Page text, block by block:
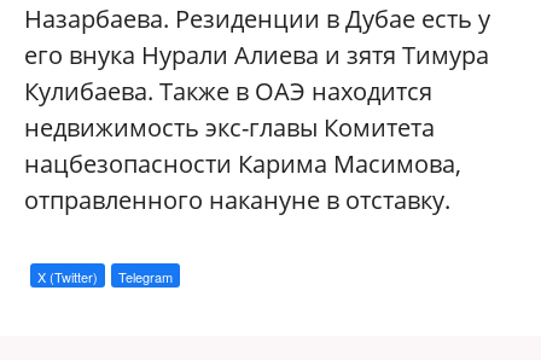
Назарбаева. Резиденции в Дубае есть у
его внука Нурали Алиева и зятя Тимура
Кулибаева. Также в ОАЭ находится
недвижимость экс-главы Комитета
нацбезопасности Карима Масимова,
отправленного накануне в отставку.
X (Twitter) Telegram